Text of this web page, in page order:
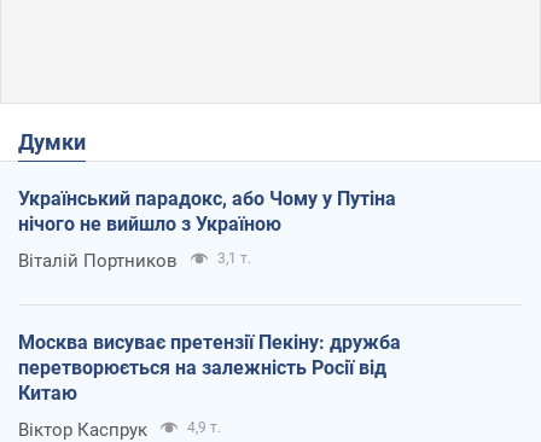
Думки
Український парадокс, або Чому у Путіна
нічого не вийшло з Україною
Віталій Портников 3,1 т.
Москва висуває претензії Пекіну: дружба
перетворюється на залежність Росії від
Китаю
Віктор Каспрук 4,9 т.